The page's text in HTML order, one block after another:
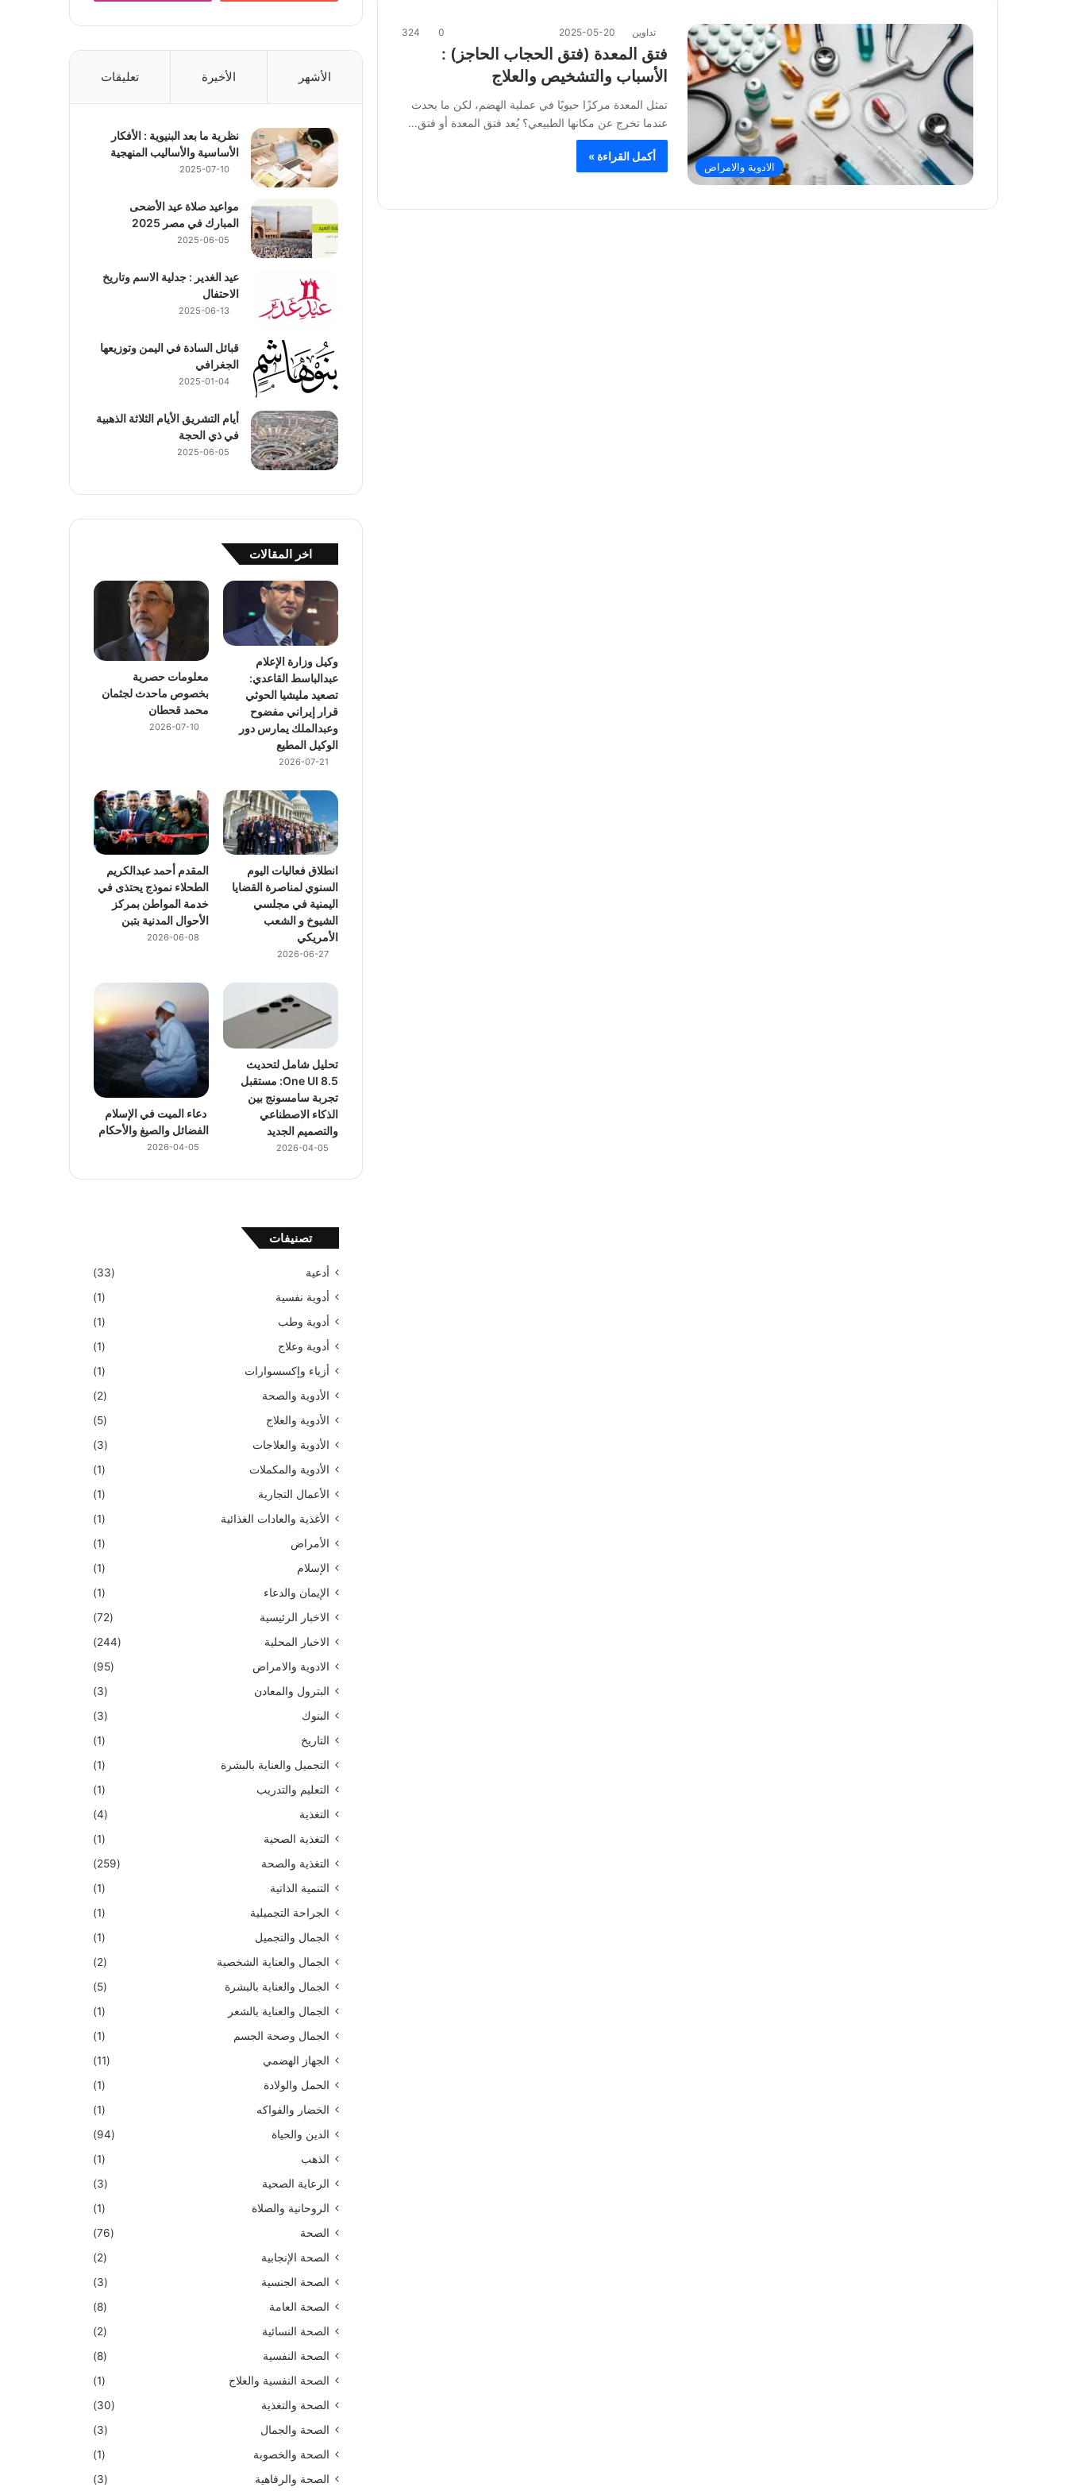
الادوية والامراض
تداوين 2025-05-20
0
324
فتق المعدة (فتق الحجاب الحاجز) :
الأسباب والتشخيص والعلاج
تمثل المعدة مركزًا حيويًا في عملية الهضم، لكن ما يحدث
عندما تخرج عن مكانها الطبيعي؟ يُعد فتق المعدة أو فتق…
أكمل القراءة »
الأشهر الأخيرة تعليقات
نظرية ما بعد البنيوية : الأفكار
الأساسية والأساليب المنهجية
2025-07-10
مواعيد صلاة عيد الأضحى
المبارك في مصر 2025
2025-06-05
عيد الغدير : جدلية الاسم وتاريخ
الاحتفال
2025-06-13
قبائل السادة في اليمن وتوزيعها
الجغرافي
2025-01-04
أيام التشريق الأيام الثلاثة الذهبية
في ذي الحجة
2025-06-05
اخر المقالات
وكيل وزارة الإعلام
عبدالباسط القاعدي:
تصعيد مليشيا الحوثي
قرار إيراني مفضوح
وعبدالملك يمارس دور
الوكيل المطيع
2026-07-21
معلومات حصرية
بخصوص ماحدث لجثمان
محمد قحطان
2026-07-10
انطلاق فعاليات اليوم
السنوي لمناصرة القضايا
اليمنية في مجلسي
الشيوخ و الشعب
الأمريكي
2026-06-27
المقدم أحمد عبدالكريم
الطحلاء نموذج يحتذى في
خدمة المواطن بمركز
الأحوال المدنية بتبن
2026-06-08
تحليل شامل لتحديث
One UI 8.5: مستقبل
تجربة سامسونج بين
الذكاء الاصطناعي
والتصميم الجديد
2026-04-05
دعاء الميت في الإسلام
الفضائل والصيغ والأحكام
2026-04-05
تصنيفات
أدعية
(33)
أدوية نفسية
(1)
أدوية وطب
(1)
أدوية وعلاج
(1)
أزياء وإكسسوارات
(1)
الأدوية والصحة
(2)
الأدوية والعلاج
(5)
الأدوية والعلاجات
(3)
الأدوية والمكملات
(1)
الأعمال التجارية
(1)
الأغذية والعادات الغذائية
(1)
الأمراض
(1)
الإسلام
(1)
الإيمان والدعاء
(1)
الاخبار الرئيسية
(72)
الاخبار المحلية
(244)
الادوية والامراض
(95)
البترول والمعادن
(3)
البنوك
(3)
التاريخ
(1)
التجميل والعناية بالبشرة
(1)
التعليم والتدريب
(1)
التغذية
(4)
التغذية الصحية
(1)
التغذية والصحة
(259)
التنمية الذاتية
(1)
الجراحة التجميلية
(1)
الجمال والتجميل
(1)
الجمال والعناية الشخصية
(2)
الجمال والعناية بالبشرة
(5)
الجمال والعناية بالشعر
(1)
الجمال وصحة الجسم
(1)
الجهاز الهضمي
(11)
الحمل والولادة
(1)
الخضار والفواكه
(1)
الدين والحياة
(94)
الذهب
(1)
الرعاية الصحية
(3)
الروحانية والصلاة
(1)
الصحة
(76)
الصحة الإنجابية
(2)
الصحة الجنسية
(3)
الصحة العامة
(8)
الصحة النسائية
(2)
الصحة النفسية
(8)
الصحة النفسية والعلاج
(1)
الصحة والتغذية
(30)
الصحة والجمال
(3)
الصحة والخصوبة
(1)
الصحة والرفاهية
(3)